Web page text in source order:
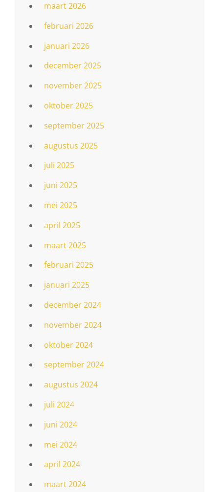
maart 2026
februari 2026
januari 2026
december 2025
november 2025
oktober 2025
september 2025
augustus 2025
juli 2025
juni 2025
mei 2025
april 2025
maart 2025
februari 2025
januari 2025
december 2024
november 2024
oktober 2024
september 2024
augustus 2024
juli 2024
juni 2024
mei 2024
april 2024
maart 2024